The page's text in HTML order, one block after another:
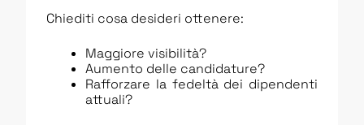
Chiediti cosa desideri ottenere:
Maggiore visibilità?
Aumento delle candidature?
Rafforzare la fedeltà dei dipendenti
attuali?